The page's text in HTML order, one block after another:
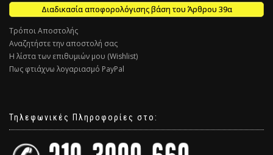
Διαδικασία αποφορολόγισης βάση του Άρθρου 39α
Τρόποι Αποστολής
Αναζητήστε την αποστολή σας
Η λίστα των επιθυμιών μου (Wishlist)
Πως φτιάχνω λογαριασμό PayPal
Τηλεφωνικές Πληροφορίες στο: